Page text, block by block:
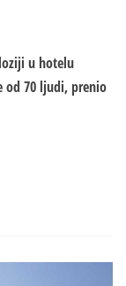
u hotelu
od 70 ljudi, prenio